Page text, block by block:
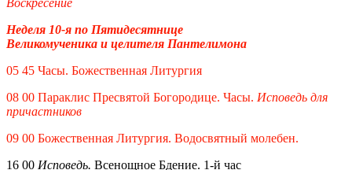
Воскресение
Неделя 10-я по Пятидесятнице
Великомученика и целителя Пантелимона
05 45 Часы. Божественная Литургия
08 00 Параклис Пресвятой Богородице. Часы. Исповедь для
причастников
09 00 Божественная Литургия. Водосвятный молебен.
16 00 Исповедь. Всенощное Бдение. 1-й час